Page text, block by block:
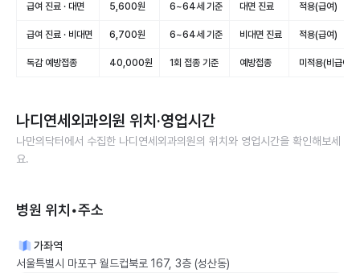
급여 진료 · 대면 5,600원 6~64세 기준 대면 진료 적용(급여)
급여 진료 · 비대면 6,700원 6~64세 기준 비대면 진료 적용(급여)
독감 예방접종 40,000원 1회 접종 기준 예방접종 미적용(비급여)
나디연세외과의원 위치·영업시간
나만의닥터에서 수집한 나디연세외과의원의 위치와 영업시간을 확인해보세
요.
병원 위치•주소
가좌역
서울특별시 마포구 월드컵북로 167, 3층 (성산동)